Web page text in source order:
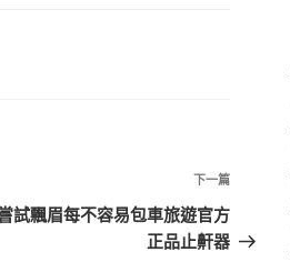
下
一
篇
下一篇
試飄眉每不容易包車旅遊官方
正品止鼾器